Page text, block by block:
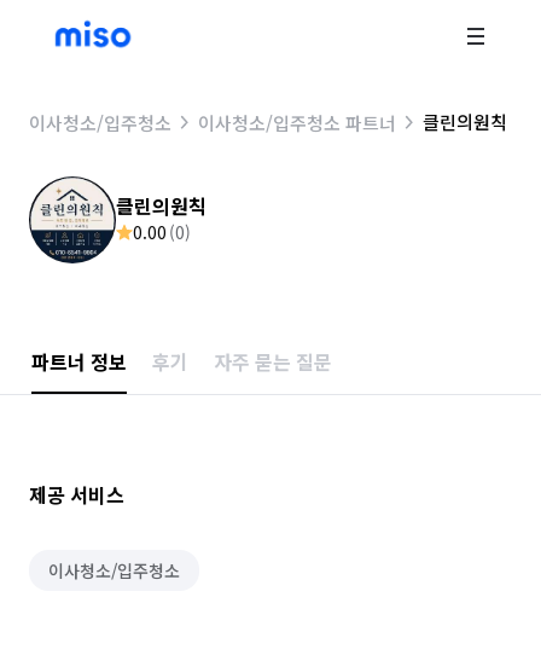
이사청소/입주청소 이사청소/입주청소 파트너 클린의원칙
클린의원칙
0.00 (0)
파트너 정보 후기 자주 묻는 질문
제공 서비스
이사청소/입주청소